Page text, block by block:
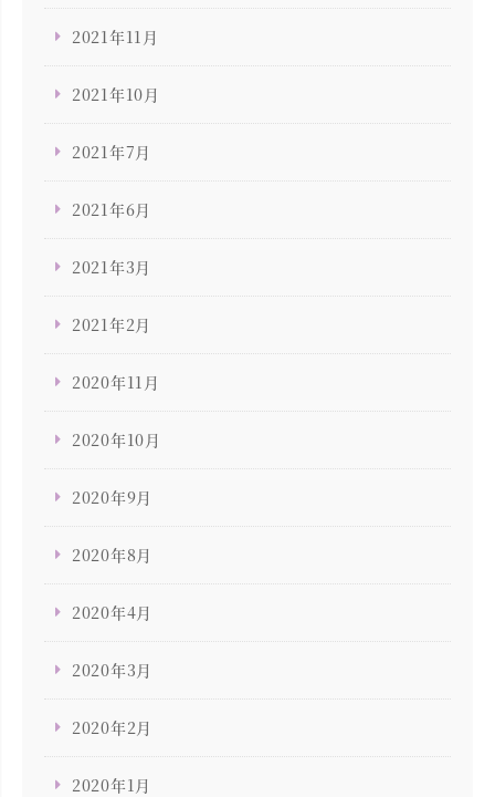
2021年11月
2021年10月
2021年7月
2021年6月
2021年3月
2021年2月
2020年11月
2020年10月
2020年9月
2020年8月
2020年4月
2020年3月
2020年2月
2020年1月